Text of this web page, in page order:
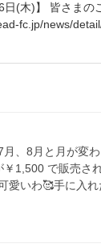
来場をお待ちし
fc.jp/news/
、8月と月が変
1,500 で販売さ
愛いわ🥰手に入れ